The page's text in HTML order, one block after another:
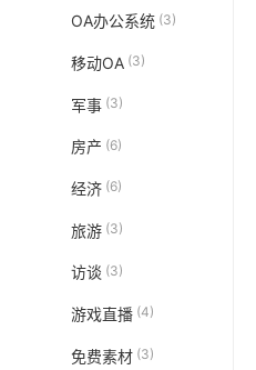
OA办公系统(3)
移动OA (3)
军事 (3)
房产 (6)
经济(6)
旅游(3)
访谈 (3)
游戏直播(4)
免费素材(3)